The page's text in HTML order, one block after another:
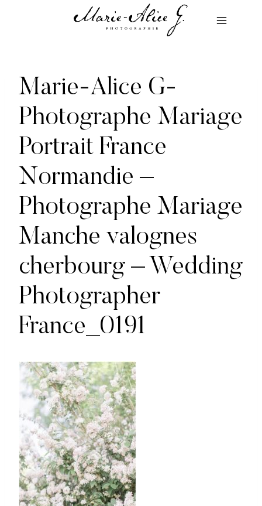
Marie-Alice G-
Photographe Mariage
Portrait France
Normandie –
Photographe Mariage
Manche valognes
cherbourg – Wedding
Photographer
France_0191